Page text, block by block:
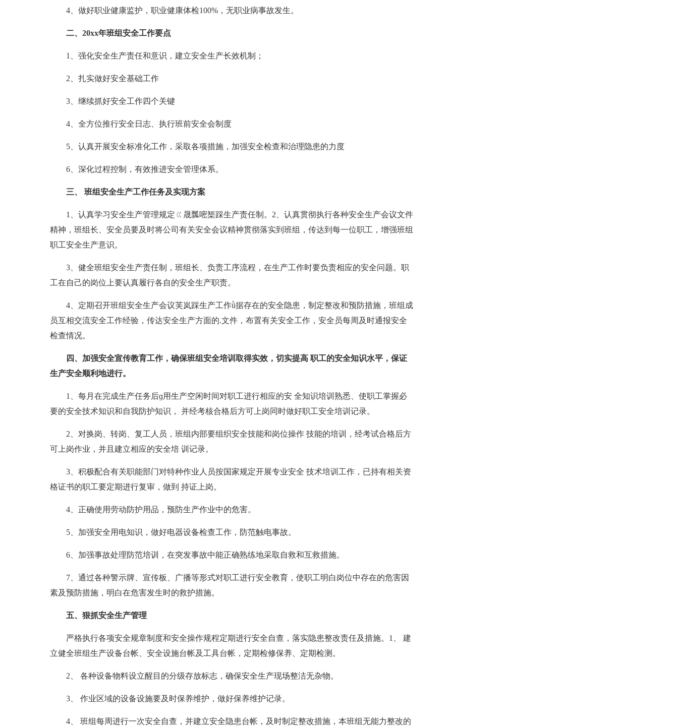
4、做好职业健康监护，职业健康体检100%，无职业病事故发生。
二、20xx年班组安全工作要点
1、强化安全生产责任和意识，建立安全生产长效机制；
2、扎实做好安全基础工作
3、继续抓好安全工作四个关键
4、全方位推行安全日志、执行班前安全会制度
5、认真开展安全标准化工作，采取各项措施，加强安全检查和治理隐患的力度
6、深化过程控制，有效推进安全管理体系。
三、 班组安全生产工作任务及实现方案
1、认真学习安全生产管理规定ㄍ晟瓢嘧榘踩生产责任制。2、认真贯彻执行各种安全生产会议文件
精神，班组长、安全员要及时将公司有关安全会议精神贯彻落实到班组，传达到每一位职工，增强班组
职工安全生产意识。
3、健全班组安全生产责任制，班组长、负责工序流程，在生产工作时要负责相应的安全问题。职
工在自己的岗位上要认真履行各自的安全生产职责。
4、定期召开班组安全生产会议芙岚踩生产工作ǜ据存在的安全隐患，制定整改和预防措施，班组成
员互相交流安全工作经验，传达安全生产方面的.文件，布置有关安全工作，安全员每周及时通报安全
检查情况。
四、加强安全宣传教育工作，确保班组安全培训取得实效，切实提高 职工的安全知识水平，保证
生产安全顺利地进行。
1、每月在完成生产任务后ɡ用生产空闲时间对职工进行相应的安 全知识培训熟悉、使职工掌握必
要的安全技术知识和自我防护知识， 并经考核合格后方可上岗同时做好职工安全培训记录。
2、对换岗、转岗、复工人员，班组内部要组织安全技能和岗位操作 技能的培训，经考试合格后方
可上岗作业，并且建立相应的安全培 训记录。
3、积极配合有关职能部门对特种作业人员按国家规定开展专业安全 技术培训工作，已持有相关资
格证书的职工要定期进行复审，做到 持证上岗。
4、正确使用劳动防护用品，预防生产作业中的危害。
5、加强安全用电知识，做好电器设备检查工作，防范触电事故。
6、加强事故处理防范培训，在突发事故中能正确熟练地采取自救和互救措施。
7、通过各种警示牌、宣传板、广播等形式对职工进行安全教育，使职工明白岗位中存在的危害因
素及预防措施，明白在危害发生时的救护措施。
五、狠抓安全生产管理
严格执行各项安全规章制度和安全操作规程定期进行安全自查，落实隐患整改责任及措施。1、 建
立健全班组生产设备台帐、安全设施台帐及工具台帐，定期检修保养、定期检测。
2、 各种设备物料设立醒目的分级存放标志，确保安全生产现场整洁无杂物。
3、 作业区域的设备设施要及时保养维护，做好保养维护记录。
4、 班组每周进行一次安全自查，并建立安全隐患台帐，及时制定整改措施，本班组无能力整改的